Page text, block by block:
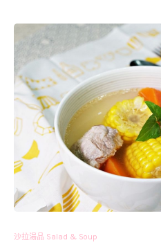
沙拉湯品 Salad & Soup